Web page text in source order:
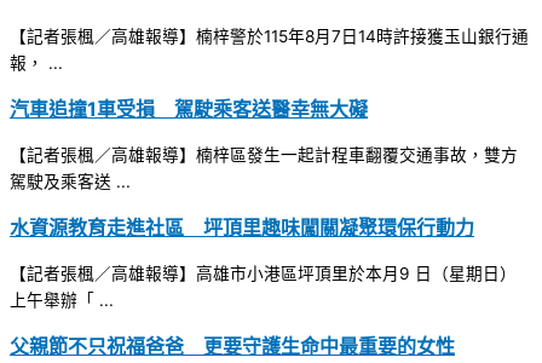
【記者張楓／高雄報導】楠梓警於115年8月7日14時許接獲玉山銀行通
報， ...
汽車追撞1車受損 駕駛乘客送醫幸無大礙
【記者張楓／高雄報導】楠梓區發生一起計程車翻覆交通事故，雙方
駕駛及乘客送 ...
水資源教育走進社區 坪頂里趣味闖關凝聚環保行動力
【記者張楓／高雄報導】高雄市小港區坪頂里於本月9 日（星期日）
上午舉辦「 ...
父親節不只祝福爸爸 更要守護生命中最重要的女性